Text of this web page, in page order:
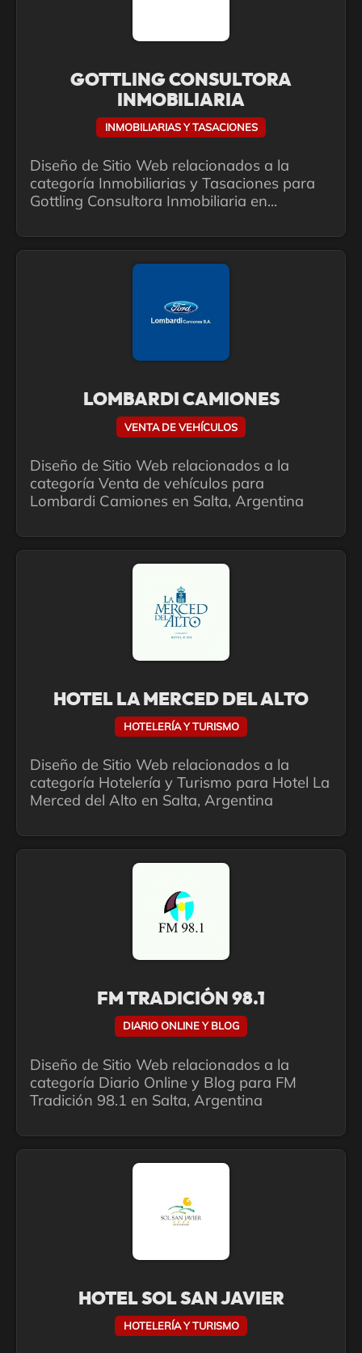
GOTTLING CONSULTORA
INMOBILIARIA
INMOBILIARIAS Y TASACIONES
Diseño de Sitio Web relacionados a la
categoría Inmobiliarias y Tasaciones para
Gottling Consultora Inmobiliaria en...
LOMBARDI CAMIONES
VENTA DE VEHÍCULOS
Diseño de Sitio Web relacionados a la
categoría Venta de vehículos para
Lombardi Camiones en Salta, Argentina
HOTEL LA MERCED DEL ALTO
HOTELERÍA Y TURISMO
Diseño de Sitio Web relacionados a la
categoría Hotelería y Turismo para Hotel La
Merced del Alto en Salta, Argentina
FM TRADICIÓN 98.1
DIARIO ONLINE Y BLOG
Diseño de Sitio Web relacionados a la
categoría Diario Online y Blog para FM
Tradición 98.1 en Salta, Argentina
HOTEL SOL SAN JAVIER
HOTELERÍA Y TURISMO